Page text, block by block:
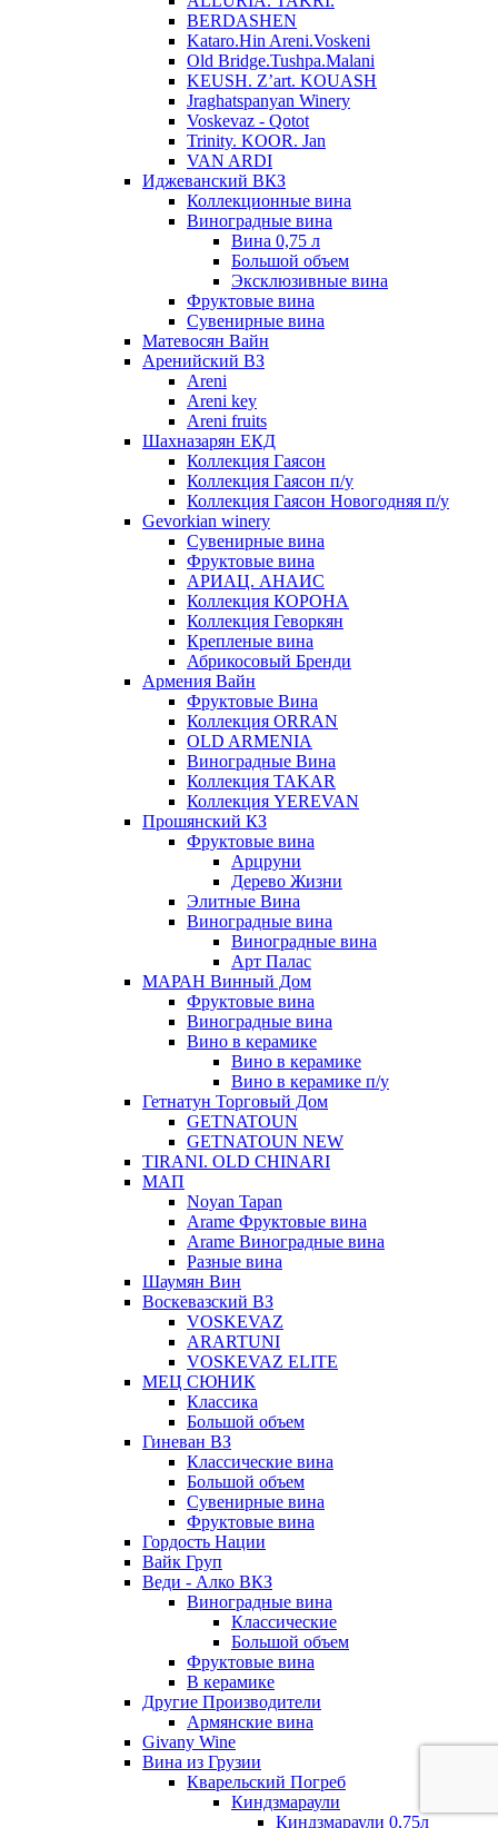
BERDASHEN
Kataro.Hin Areni.Voskeni
Old Bridge.Tushpa.Malani
KEUSH. Z’art. KOUASH
Jraghatspanyan Winery
Voskevaz - Qotot
Trinity. KOOR. Jan
VAN ARDI
Иджеванский ВКЗ
Коллекционные вина
Виноградные вина
Вина 0,75 л
Большой объем
Эксклюзивные вина
Фруктовые вина
Cувенирные вина
Матевосян Вайн
Аренийский ВЗ
Areni
Areni key
Areni fruits
Шахназарян ЕКД
Коллекция Гаясон
Коллекция Гаясон п/у
Коллекция Гаясон Новогодняя п/у
Gevorkian winery
Сувенирные вина
Фруктовые вина
АРИАЦ. АНАИС
Коллекция КОРОНА
Коллекция Геворкян
Крепленые вина
Абрикосовый Бренди
Армения Вайн
Фруктовые Вина
Коллекция ORRAN
OLD ARMENIA
Виноградные Вина
Коллекция TAKAR
Коллекция YEREVAN
Прошянский КЗ
Фруктовые вина
Арцруни
Дерево Жизни
Элитные Вина
Виноградные вина
Виноградные вина
Арт Палас
МАРАН Винный Дом
Фруктовые вина
Виноградные вина
Вино в керамике
Вино в керамике
Вино в керамике п/у
Гетнатун Торговый Дом
GETNATOUN
GETNATOUN NEW
TIRANI. OLD CHINARI
МАП
Noyan Tapan
Arame Фруктовые вина
Arame Виноградные вина
Разные вина
Шаумян Вин
Воскевазский ВЗ
VOSKEVAZ
ARARTUNI
VOSKEVAZ ELITE
МЕЦ СЮНИК
Классика
Большой объем
Гиневан ВЗ
Классические вина
Большой объем
Сувенирные вина
Фруктовые вина
Гордость Нации
Вайк Груп
Веди - Алко ВКЗ
Виноградные вина
Классические
Большой объем
Фруктовые вина
В керамике
Другие Производители
Армянские вина
Givany Wine
Вина из Грузии
Кварельский Погреб
Киндзмараули
Киндзмараули 0,75л